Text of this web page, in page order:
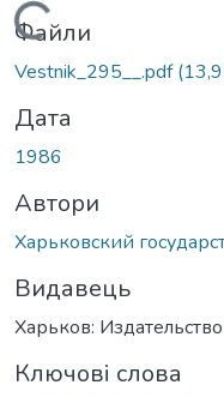
Вантажиться...
Файли
Vestnik_295__.pdf
Дата
1986
Автори
Харьковский
Видавець
Харьков:
Ключові слова